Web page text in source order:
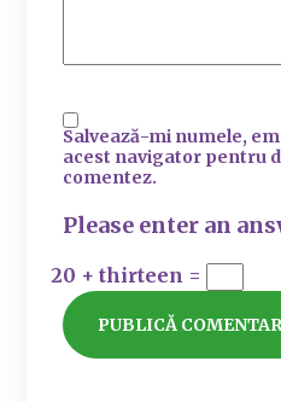
Salvează-mi numele,
acest navigator pentru
comentez.
Please enter an
20 + thirteen =